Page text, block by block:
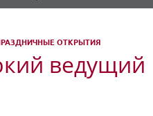
ОТКРЫТИЯ
ведущий